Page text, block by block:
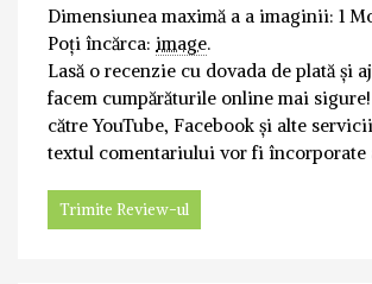
Dimensiunea maximă a a imaginii: 1
Poți încărca: image.
Lasă o recenzie cu dovada de plată și
facem cumpărăturile online mai
către YouTube, Facebook și alte
textul comentariului vor fi încorporate